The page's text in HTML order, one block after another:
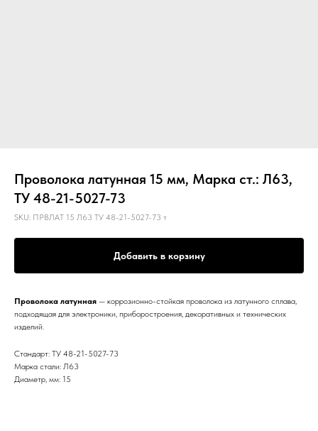
Проволока латунная 15 мм, Марка ст.: Л63,
ТУ 48-21-5027-73
SKU: ПРВЛАТ 15 Л63 ТУ 48-21-5027-73 т
Добавить в корзину
Проволока латунная — коррозионно-стойкая проволока из латунного сплава,
подходящая для электроники, приборостроения, декоративных и технических
изделий.
Стандарт: ТУ 48-21-5027-73
Марка стали: Л63
Диаметр, мм: 15